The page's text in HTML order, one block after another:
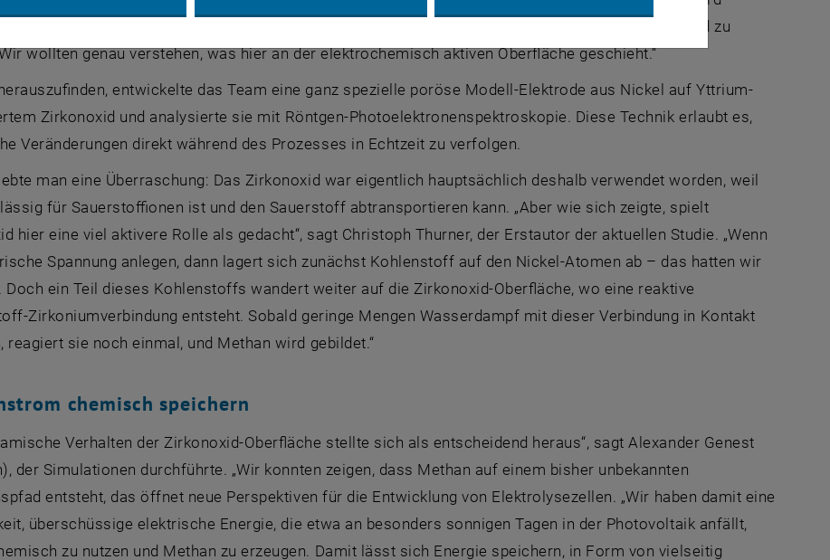
der Universität Innsbruck. „Aber einige experimentelle Befunde schienen nicht ganz in dieses Bild zu
wollten genau verstehen, was hier an der elektrochemisch aktiven Oberfläche geschieht.“
entwickelte das Team eine ganz spezielle poröse Modell-Elektrode aus Nickel auf Yttrium-
Zirkonoxid und analysierte sie mit Röntgen-Photoelektronenspektroskopie. Diese Technik erlaubt es,
Veränderungen direkt während des Prozesses in Echtzeit zu verfolgen.
man eine Überraschung: Das Zirkonoxid war eigentlich hauptsächlich deshalb verwendet worden, weil
für Sauerstoffionen ist und den Sauerstoff abtransportieren kann. „Aber wie sich zeigte, spielt
hier eine viel aktivere Rolle als gedacht“, sagt Christoph Thurner, der Erstautor der aktuellen Studie. „Wenn
Spannung anlegen, dann lagert sich zunächst Kohlenstoff auf den Nickel-Atomen ab – das hatten wir
Doch ein Teil dieses Kohlenstoffs wandert weiter auf die Zirkonoxid-Oberfläche, wo eine reaktive
Zirkoniumverbindung entsteht. Sobald geringe Mengen Wasserdampf mit dieser Verbindung in Kontakt
reagiert sie noch einmal, und Methan wird gebildet.“
chemisch speichern
Verhalten der Zirkonoxid-Oberfläche stellte sich als entscheidend heraus“, sagt Alexander Genest
der Simulationen durchführte. „Wir konnten zeigen, dass Methan auf einem bisher unbekannten
entsteht, das öffnet neue Perspektiven für die Entwicklung von Elektrolysezellen. „Wir haben damit eine
überschüssige elektrische Energie, die etwa an besonders sonnigen Tagen in der Photovoltaik anfällt,
zu nutzen und Methan zu erzeugen. Damit lässt sich Energie speichern, in Form von vielseitig